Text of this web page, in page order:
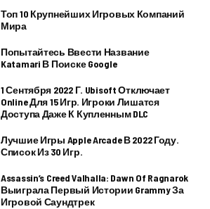
Топ 10 Крупнейших Игровых Компаний
Мира
Попытайтесь Ввести Название
Katamari В Поиске Google
1 Сентября 2022 Г. Ubisoft Отключает
Online Для 15 Игр. Игроки Лишатся
Доступа Даже К Купленным DLC
Лучшие Игры Apple Arcade В 2022 Году.
Список Из 30 Игр.
Assassin’s Creed Valhalla: Dawn Of Ragnarok
Выиграла Первый Истории Grammy За
Игровой Саундтрек